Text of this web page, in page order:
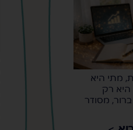
מתי היא
היא רק
מסודר